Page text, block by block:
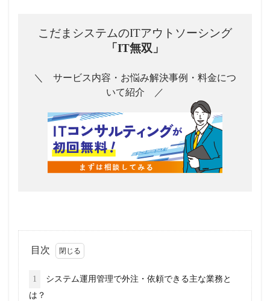
こだまシステムのITアウトソーシング
「IT無双」
＼ サービス内容・お悩み解決事例・料金につ
いて紹介 ／
目次
1
システム運用管理で外注・依頼できる主な業務と
は？